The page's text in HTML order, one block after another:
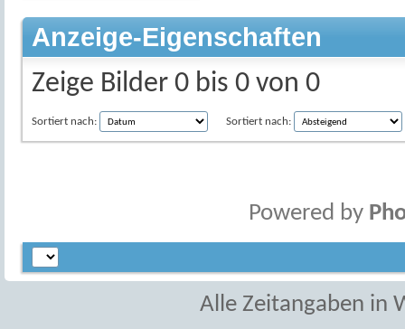
Anzeige-Eigenschaften
Zeige Bilder 0 bis 0 von 0
Sortiert nach: Sortiert nach:
Powered by
Alle Zeitangaben in